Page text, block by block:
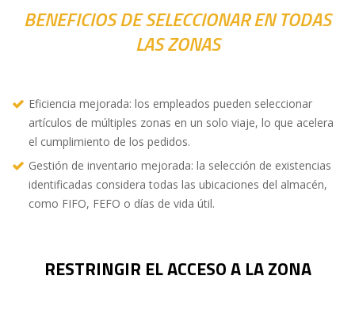
BENEFICIOS DE SELECCIONAR EN TODAS
LAS ZONAS
Eficiencia mejorada: los empleados pueden seleccionar
artículos de múltiples zonas en un solo viaje, lo que acelera
el cumplimiento de los pedidos.
Gestión de inventario mejorada: la selección de existencias
identificadas considera todas las ubicaciones del almacén,
como FIFO, FEFO o días de vida útil.
RESTRINGIR EL ACCESO A LA ZONA